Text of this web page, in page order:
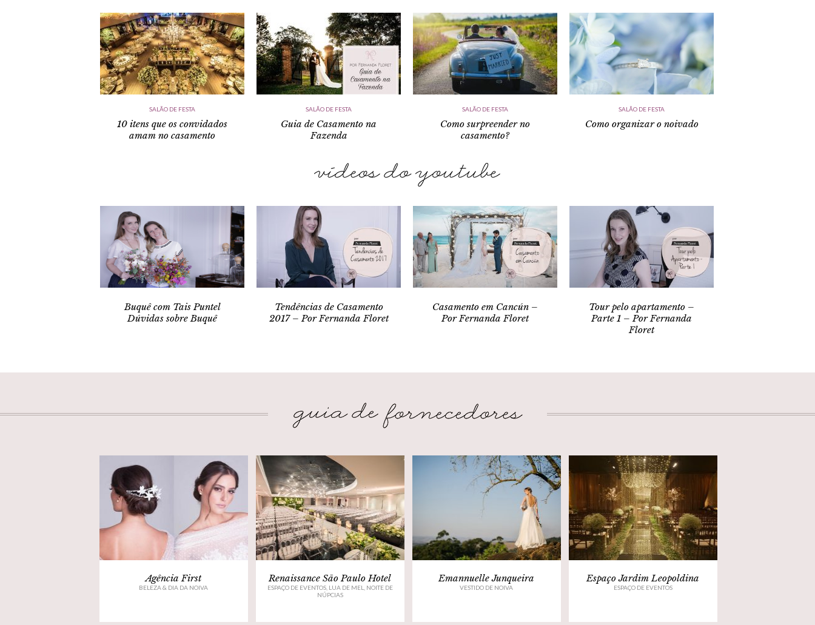
SALÃO DE FESTA
10 itens que os convidados
amam no casamento
SALÃO DE FESTA
Guia de Casamento na
Fazenda
SALÃO DE FESTA
Como surpreender no
casamento?
SALÃO DE FESTA
Como organizar o noivado
Buquê com Tais Puntel
Dúvidas sobre Buquê
Tendências de Casamento
2017 – Por Fernanda Floret
Casamento em Cancún –
Por Fernanda Floret
Tour pelo apartamento –
Parte 1 – Por Fernanda
Floret
Agência First
BELEZA & DIA DA NOIVA
Renaissance São Paulo Hotel
ESPAÇO DE EVENTOS, LUA DE MEL, NOITE DE
NÚPCIAS
Emannuelle Junqueira
VESTIDO DE NOIVA
Espaço Jardim Leopoldina
ESPAÇO DE EVENTOS